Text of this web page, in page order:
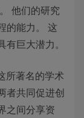
他们的研究
的能力。 这
巨大潜力。
所著名的学术
者共同促进创
之间分享资